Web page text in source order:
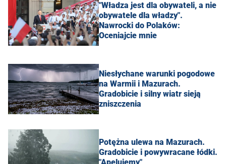
"Władza jest dla obywateli, a nie
obywatele dla władzy".
Nawrocki do Polaków:
Oceniajcie mnie
Niesłychane warunki pogodowe
na Warmii i Mazurach.
Gradobicie i silny wiatr sieją
zniszczenia
Potężna ulewa na Mazurach.
Gradobicie i powywracane łódki.